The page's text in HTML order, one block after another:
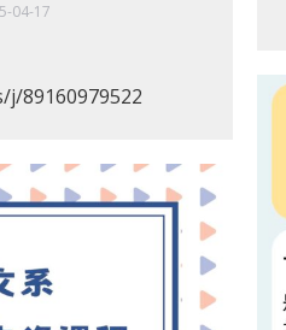
04-17
89160979522